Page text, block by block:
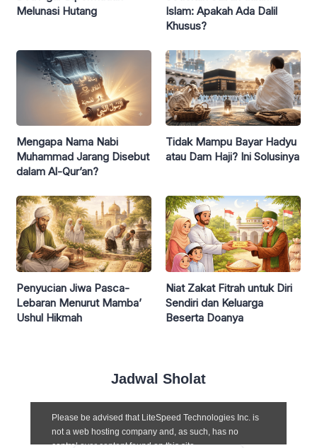
Melunasi Hutang
Islam: Apakah Ada Dalil
Khusus?
Mengapa Nama Nabi
Muhammad Jarang Disebut
dalam Al-Qur’an?
Tidak Mampu Bayar Hadyu
atau Dam Haji? Ini Solusinya
Penyucian Jiwa Pasca-
Lebaran Menurut Mamba’
Ushul Hikmah
Niat Zakat Fitrah untuk Diri
Sendiri dan Keluarga
Beserta Doanya
Jadwal Sholat